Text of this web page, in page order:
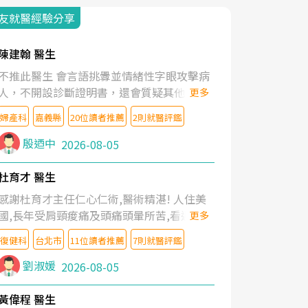
就醫經驗分享
建翰 醫生
推此醫生 會言語挑釁並情緒性字眼攻擊病
，不開設診斷證明書，還會質疑其他醫生
判斷！
更多
婦產科 嘉義縣 20位讀者推薦 2則就醫評鑑
殷迺中 2026-08-05
育才 醫生
謝杜育才主任仁心仁術,醫術精湛! 人住美
,長年受肩頸痠痛及頭痛頭暈所苦,看遍名醫
授,做了各種檢查,也嘗試過西醫打針,中醫
灸及物理徒手治療都沒有用,後來連吃到嗎
類止痛藥都效果有限,只是壓症狀,沒多久就
起來,多年失眠嚴重影響生活品質. 台灣親
介紹忠孝醫院杜育才主任是頸頭症候群專
更多
復健科 台北市 11位讀者推薦 7則就醫評鑑
劉淑媛 2026-08-05
偉程 醫生